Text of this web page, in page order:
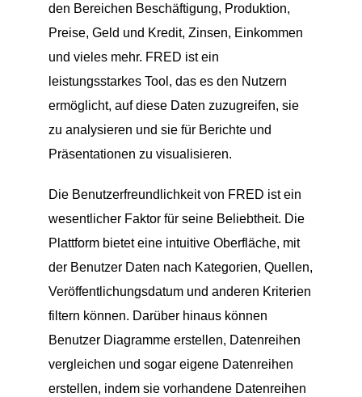
den Bereichen Beschäftigung, Produktion,
Preise, Geld und Kredit, Zinsen, Einkommen
und vieles mehr. FRED ist ein
leistungsstarkes Tool, das es den Nutzern
ermöglicht, auf diese Daten zuzugreifen, sie
zu analysieren und sie für Berichte und
Präsentationen zu visualisieren.
Die Benutzerfreundlichkeit von FRED ist ein
wesentlicher Faktor für seine Beliebtheit. Die
Plattform bietet eine intuitive Oberfläche, mit
der Benutzer Daten nach Kategorien, Quellen,
Veröffentlichungsdatum und anderen Kriterien
filtern können. Darüber hinaus können
Benutzer Diagramme erstellen, Datenreihen
vergleichen und sogar eigene Datenreihen
erstellen, indem sie vorhandene Datenreihen